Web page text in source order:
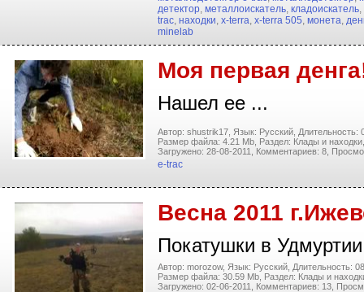
детектор, металлоискатель, кладоискатель,
trac, находки, x-terra, x-terra 505, монета,
minelab
Моя первая
Нашел ее ...
Автор: shustrik17, Язык: Русский, Длительность:
Размер файла: 4.21 Mb, Раздел: Клады и находки,
Загружено: 28-08-2011,
Комментариев: 8,
e-trac
Весна 2011
Покатушки в Удмуртии
Автор: morozow, Язык: Русский, Длительность:
Размер файла: 30.59 Mb, Раздел: Клады и
Загружено: 02-06-2011,
Комментариев: 13,